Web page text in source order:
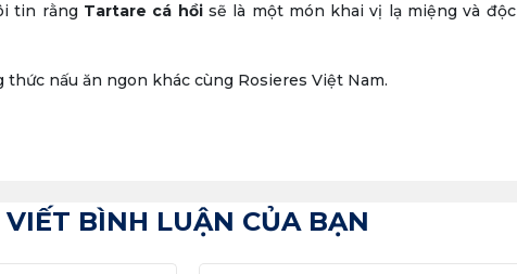
tin rằng Tartare cá hồisẽ là một món khai vị lạ miệng và độc
thức nấu ăn ngon khác cùng Rosieres Việt Nam.
VIẾT BÌNH LUẬN CỦA BẠN